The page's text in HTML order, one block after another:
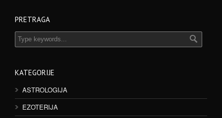
PRETRAGA
KATEGORIJE
ASTROLOGIJA
EZOTERIJA